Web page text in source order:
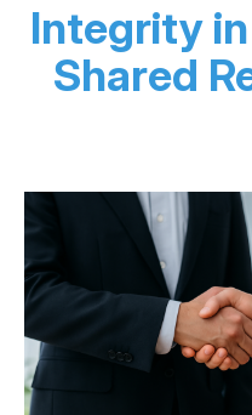
Integrity
Shared